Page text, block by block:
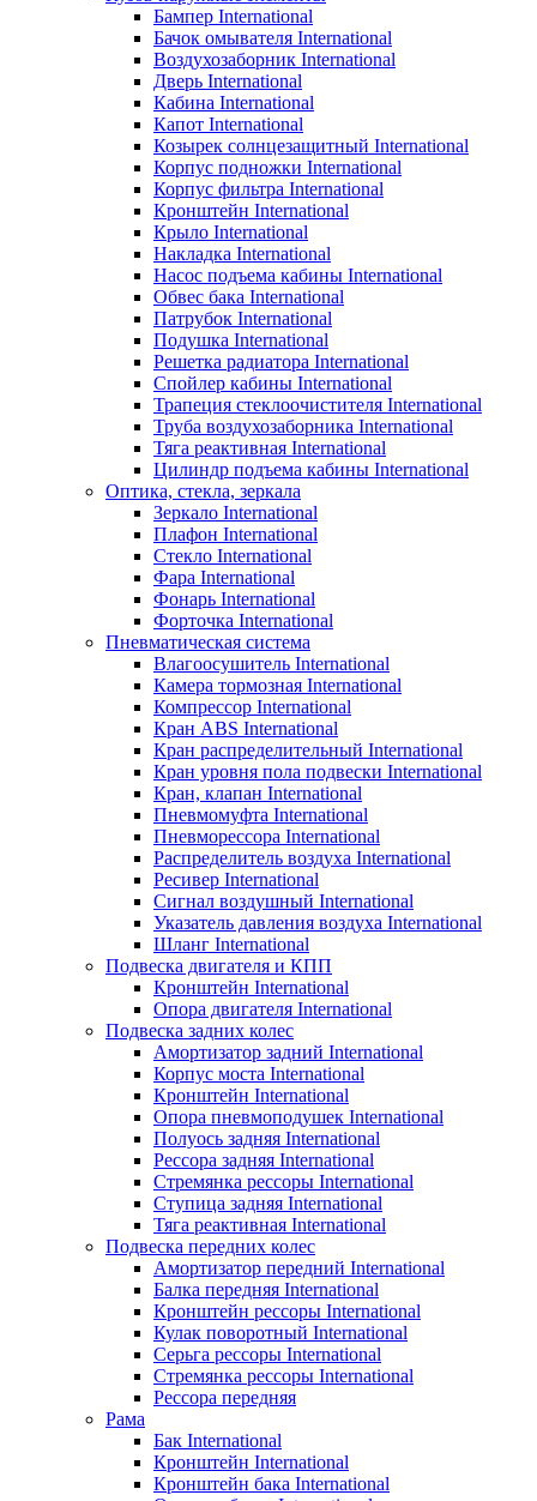
Бампер International
Бачок омывателя International
Воздухозаборник International
Дверь International
Кабина International
Капот International
Козырек солнцезащитный International
Корпус подножки International
Корпус фильтра International
Кронштейн International
Крыло International
Накладка International
Насос подъема кабины International
Обвес бака International
Патрубок International
Подушка International
Решетка радиатора International
Спойлер кабины International
Трапеция стеклоочистителя International
Труба воздухозаборника International
Тяга реактивная International
Цилиндр подъема кабины International
Оптика, стекла, зеркала
Зеркало International
Плафон International
Стекло International
Фара International
Фонарь International
Форточка International
Пневматическая система
Влагоосушитель International
Камера тормозная International
Компрессор International
Кран ABS International
Кран распределительный International
Кран уровня пола подвески International
Кран, клапан International
Пневмомуфта International
Пневморессора International
Распределитель воздуха International
Ресивер International
Сигнал воздушный International
Указатель давления воздуха International
Шланг International
Подвеска двигателя и КПП
Кронштейн International
Опора двигателя International
Подвеска задних колес
Амортизатор задний International
Корпус моста International
Кронштейн International
Опора пневмоподушек International
Полуось задняя International
Рессора задняя International
Стремянка рессоры International
Ступица задняя International
Тяга реактивная International
Подвеска передних колес
Амортизатор передний International
Балка передняя International
Кронштейн рессоры International
Кулак поворотный International
Серьга рессоры International
Стремянка рессоры International
Рессора передняя
Рама
Бак International
Кронштейн International
Кронштейн бака International